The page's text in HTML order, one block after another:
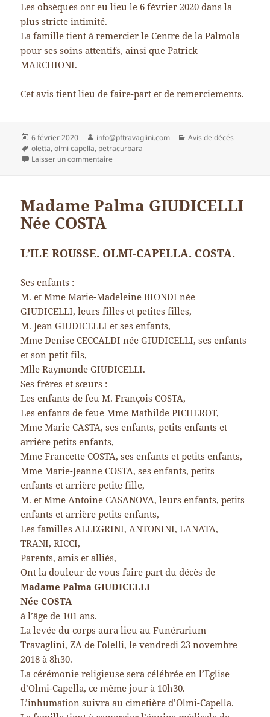
Les obsèques ont eu lieu le 6 février 2020 dans la
plus stricte intimité.
La famille tient à remercier le Centre de la Palmola
pour ses soins attentifs, ainsi que Patrick
MARCHIONI.
Cet avis tient lieu de faire-part et de remerciements.
Publié
le
6 février 2020 Auteur
info@pftravaglini.com Catégories
Avis de décés
Mots-
clés
oletta,olmi capella, petracurbara
Laisser un commentaire
Madame Palma GIUDICELLI
Née COSTA
L’ILE ROUSSE. OLMI-CAPELLA. COSTA.
Ses enfants :
M. et Mme Marie-Madeleine BIONDI née
GIUDICELLI, leurs filles et petites filles,
M. Jean GIUDICELLI et ses enfants,
Mme Denise CECCALDI née GIUDICELLI, ses enfants
et son petit fils,
Mlle Raymonde GIUDICELLI.
Ses frères et sœurs :
Les enfants de feu M. François COSTA,
Les enfants de feue Mme Mathilde PICHEROT,
Mme Marie CASTA, ses enfants, petits enfants et
arrière petits enfants,
Mme Francette COSTA, ses enfants et petits enfants,
Mme Marie-Jeanne COSTA, ses enfants, petits
enfants et arrière petite fille,
M. et Mme Antoine CASANOVA, leurs enfants, petits
enfants et arrière petits enfants,
Les familles ALLEGRINI, ANTONINI, LANATA,
TRANI, RICCI,
Parents, amis et alliés,
Ont la douleur de vous faire part du décès de
Madame Palma GIUDICELLI
Née COSTA
à l’âge de 101 ans.
La levée du corps aura lieu au Funérarium
Travaglini, ZA de Folelli, le vendredi 23 novembre
2018 à 8h30.
La cérémonie religieuse sera célébrée en l’Eglise
d’Olmi-Capella, ce même jour à 10h30.
L’inhumation suivra au cimetière d’Olmi-Capella.